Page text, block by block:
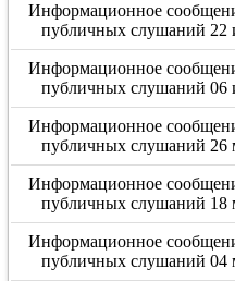
Информационное
публичных слушаний 22
Информационное
публичных слушаний 06
Информационное
публичных слушаний 26
Информационное
публичных слушаний 18
Информационное
публичных слушаний 04